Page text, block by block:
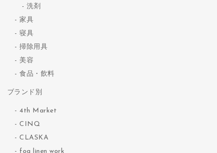
洗剤
家具
寝具
掃除用具
美容
食品・飲料
ブランド別
4th Market
CINQ
CLASKA
fog linen work